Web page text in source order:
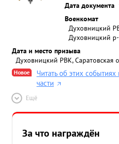
Дата документа
Военкомат
Духовницкий
Духовницкий
Дата и место призыва
Духовницкий РВК, Саратовская
Новое
Читать об этих
части
Ещё
За что награждён